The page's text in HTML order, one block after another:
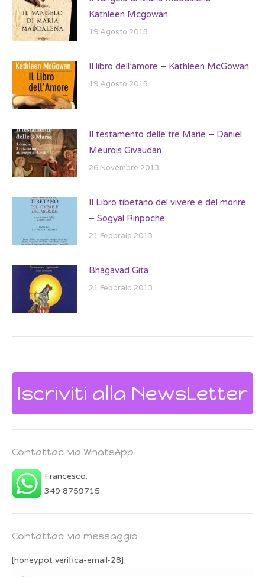
Kathleen Mcgowan
19 Agosto 2015
Il libro dell’amore – Kathleen McGowan
19 Agosto 2015
Il testamento delle tre Marie – Daniel
Meurois Givaudan
26 Novembre 2013
Il Libro tibetano del vivere e del morire
– Sogyal Rinpoche
21 Febbraio 2013
Bhagavad Gita
21 Febbraio 2013
Iscriviti alla NewsLetter
Contattaci via WhatsApp
Francesco:
349 8759715
Contattaci via messaggio
[honeypot verifica-email-28]